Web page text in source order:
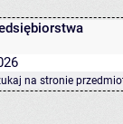
na stronie